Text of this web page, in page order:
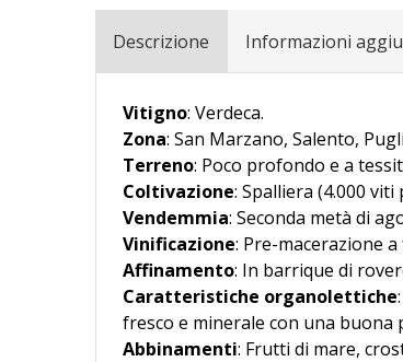
Descrizione Informazioni
Vitigno: Verdeca.
Zona: San Marzano, Salento,
Terreno: Poco profondo e a
Coltivazione: Spalliera (4.000 viti
Vendemmia: Seconda metà di
Vinificazione: Pre-macerazione
Affinamento: In barrique di
Caratteristiche organolettiche:
fresco e minerale con una buona
Abbinamenti: Frutti di mare,